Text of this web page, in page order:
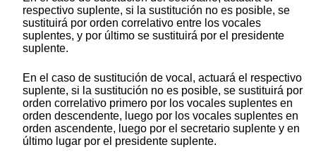
respectivo suplente, si la sustitución no es posible, se
sustituirá por orden correlativo entre los vocales
suplentes, y por último se sustituirá por el presidente
suplente.
En el caso de sustitución de vocal, actuará el respectivo
suplente, si la sustitución no es posible, se sustituirá por
orden correlativo primero por los vocales suplentes en
orden descendente, luego por los vocales suplentes en
orden ascendente, luego por el secretario suplente y en
último lugar por el presidente suplente.